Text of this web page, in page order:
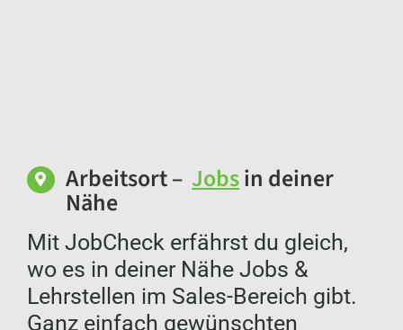
Arbeitsort – Jobsin deiner
Nähe
Mit JobCheck erfährst du gleich,
wo es in deiner Nähe Jobs &
Lehrstellen im Sales-Bereich gibt.
Ganz einfach gewünschten